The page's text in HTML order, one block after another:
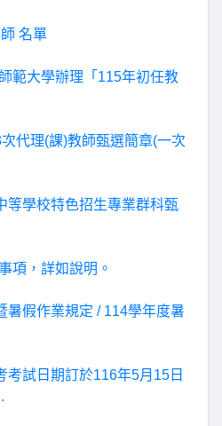
名單
範大學辦理「115年初任教
代理(課)教師甄選簡章(一次
等學校特色招生專業群科甄
項，詳如說明。
暑假作業規定 / 114學年度暑
考試日期訂於116年5月15日